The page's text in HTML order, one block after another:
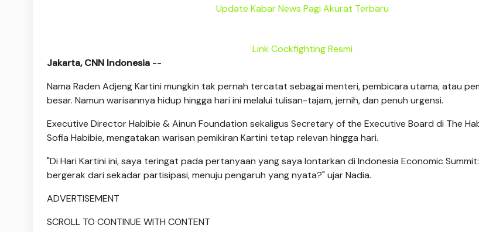
Update Kabar News Pagi Akurat Terbaru
Link Cockfighting Resmi
Jakarta, CNN Indonesia --
Nama Raden Adjeng Kartini mungkin tak pernah tercatat sebagai menteri, pembicara utama, atau
besar. Namun warisannya hidup hingga hari ini melalui tulisan-tajam, jernih, dan penuh urgensi.
Executive Director Habibie & Ainun Foundation sekaligus Secretary of the Executive Board di The
Sofia Habibie, mengatakan warisan pemikiran Kartini tetap relevan hingga hari.
"Di Hari Kartini ini, saya teringat pada pertanyaan yang saya lontarkan di Indonesia Economic
bergerak dari sekadar partisipasi, menuju pengaruh yang nyata?" ujar Nadia.
ADVERTISEMENT
SCROLL TO CONTINUE WITH CONTENT